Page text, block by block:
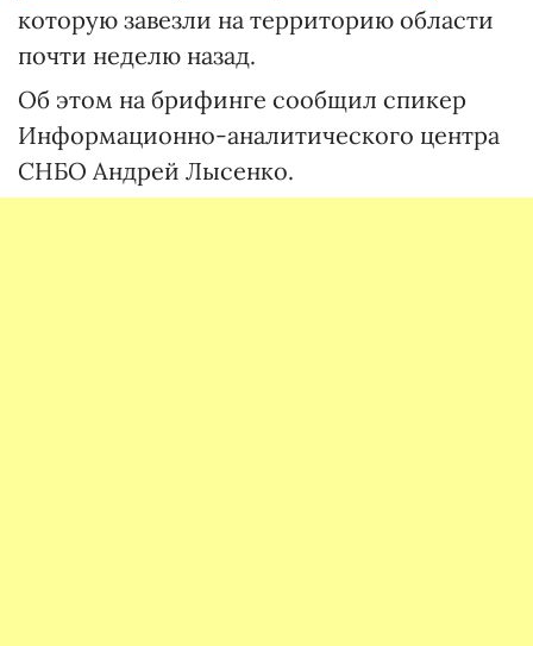
которую завезли на территорию области
почти неделю назад.
Об этом на брифинге сообщил спикер
Информационно-аналитического центра
СНБО Андрей Лысенко.